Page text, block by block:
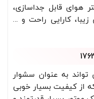
هوای قابل جداسازی،
کارایی راحت و …
1763 هم می تواند به عنوان سشوار
از کیفیت بسیار خوبی